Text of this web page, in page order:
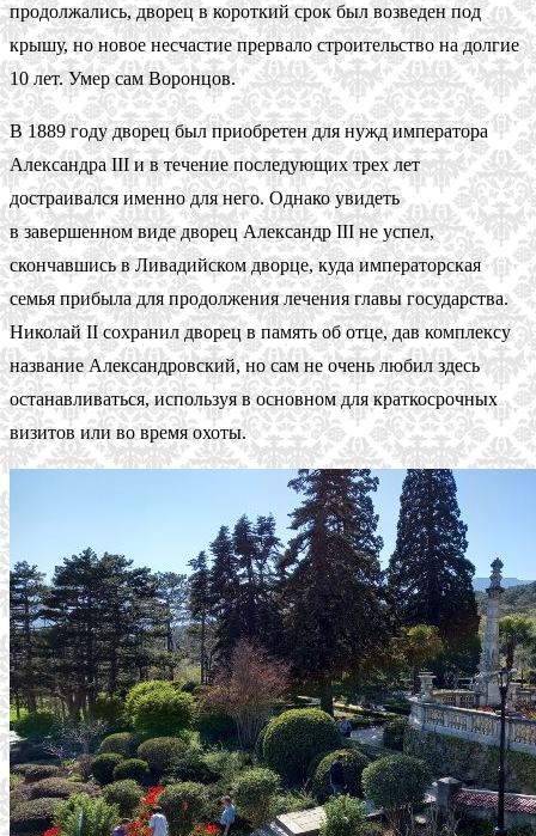
продолжались, дворец в короткий срок был возведен под
крышу, но новое несчастие прервало строительство на долгие
10 лет. Умер сам Воронцов.
В 1889 году дворец был приобретен для нужд императора
Александра III и в течение последующих трех лет
достраивался именно для него. Однако увидеть
в завершенном виде дворец Александр III не успел,
скончавшись в Ливадийском дворце, куда императорская
семья прибыла для продолжения лечения главы государства.
Николай II сохранил дворец в память об отце, дав комплексу
название Александровский, но сам не очень любил здесь
останавливаться, используя в основном для краткосрочных
визитов или во время охоты.